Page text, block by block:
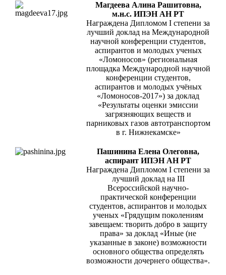
Магдеева Алина Рашитовна,
м.н.с. ИПЭН АН РТ
Награждена Дипломом I степени за
лучший доклад на Международной
научной конференции студентов,
аспирантов и молодых ученых
«Ломоносов» (региональная
площадка Международной научной
конференции студентов,
аспирантов и молодых учёных
«Ломоносов-2017») за доклад
«Результаты оценки эмиссии
загрязняющих веществ и
парниковых газов автотранспортом
в г. Нижнекамске»
Пашинина Елена Олеговна,
аспирант ИПЭН АН РТ
Награждена Дипломом I степени за
лучший доклад на III
Всероссийской научно-
практической конференции
студентов, аспирантов и молодых
ученых «Грядущим поколениям
завещаем: творить добро в защиту
права» за доклад «Иные (не
указанные в законе) возможности
основного общества определять
возможности дочернего общества».